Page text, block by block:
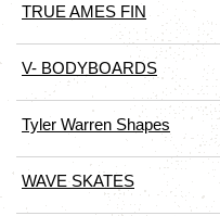
TRUE AMES FIN
V- BODYBOARDS
Tyler Warren Shapes
WAVE SKATES